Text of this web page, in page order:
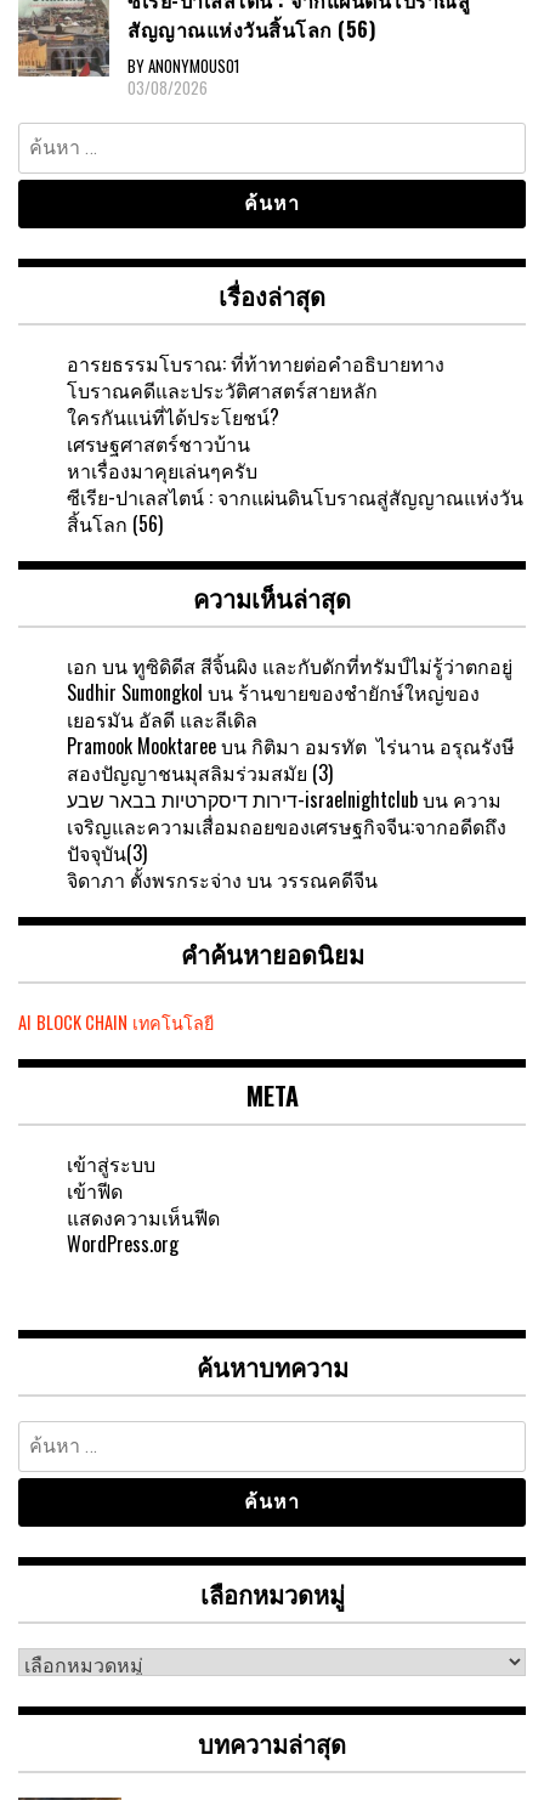
สัญญาณแห่งวันสิ้นโลก (56)
BY ANONYMOUS01
03/08/2026
ค้นหา
สำหรับ:
เรื่องล่าสุด
อารยธรรมโบราณ: ที่ท้าทายต่อคำอธิบายทาง
โบราณคดีและประวัติศาสตร์สายหลัก
ใครกันแน่ที่ได้ประโยชน์?
เศรษฐศาสตร์ชาวบ้าน
หาเรื่องมาคุยเล่นๆครับ
ซีเรีย-ปาเลสไตน์ : จากแผ่นดินโบราณสู่สัญญาณแห่งวัน
สิ้นโลก (56)
ความเห็นล่าสุด
เอก บนทูซิดิดีส สีจิ้นผิง และกับดักที่ทรัมป์ไม่รู้ว่าตกอยู่
Sudhir Sumongkol บน ร้านขายของชำยักษ์ใหญ่ของ
เยอรมัน อัลดี และลีเดิล
Pramook Mooktareeบน กิติมา อมรทัต ไร่นาน อรุณรังษี
สองปัญญาชนมุสลิมร่วมสมัย (3)
דירות דיסקרטיות בבאר שבע-israelnightclubบน ความ
เจริญและความเสื่อมถอยของเศรษฐกิจจีน:จากอดีดถึง
ปัจจุบัน(3)
จิดาภา ตั้งพรกระจ่าง บน วรรณคดีจีน
คำค้นหายอดนิยม
AI BLOCK CHAIN เทคโนโลยี
META
เข้าสู่ระบบ
เข้าฟีด
แสดงความเห็นฟีด
WordPress.org
ค้นหาบทความ
ค้นหา
สำหรับ:
เลือกหมวดหมู่
เลือก
หมู่
บทความล่าสุด